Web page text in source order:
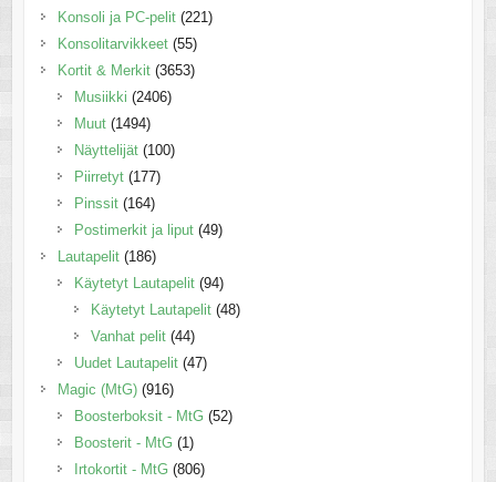
Konsoli ja PC-pelit (221)
Konsolitarvikkeet (55)
Kortit & Merkit (3653)
Musiikki (2406)
Muut (1494)
Näyttelijät (100)
Piirretyt (177)
Pinssit (164)
Postimerkit ja liput (49)
Lautapelit (186)
Käytetyt Lautapelit (94)
Käytetyt Lautapelit (48)
Vanhat pelit (44)
Uudet Lautapelit (47)
Magic (MtG) (916)
Boosterboksit - MtG (52)
Boosterit - MtG (1)
Irtokortit - MtG (806)